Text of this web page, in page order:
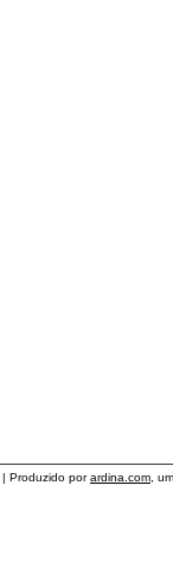
| Produzido porardina.com ,